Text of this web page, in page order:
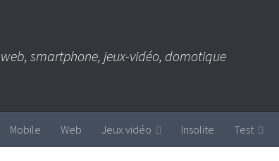
smartphone, jeux-vidéo, domotique
Mobile Web Jeux vidéo Insolite Test